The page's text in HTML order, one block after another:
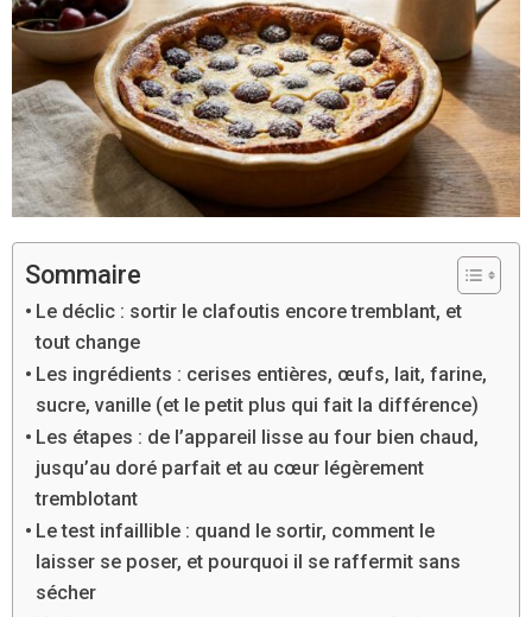
Sommaire
Le déclic : sortir le clafoutis encore tremblant, et
tout change
Les ingrédients : cerises entières, œufs, lait, farine,
sucre, vanille (et le petit plus qui fait la différence)
Les étapes : de l’appareil lisse au four bien chaud,
jusqu’au doré parfait et au cœur légèrement
tremblotant
Le test infaillible : quand le sortir, comment le
laisser se poser, et pourquoi il se raffermit sans
sécher